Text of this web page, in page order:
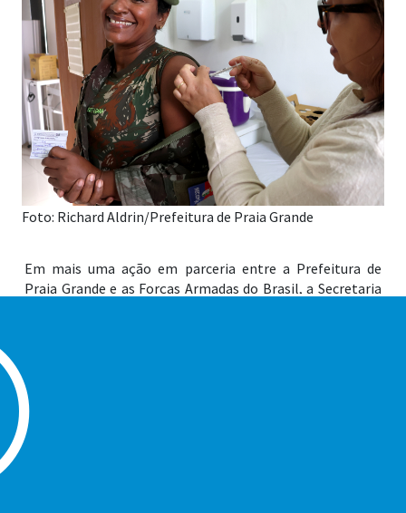
Foto: Richard Aldrin/Prefeitura de Praia Grande
Em mais uma ação em parceria entre a Prefeitura de
Praia Grande e as Forças Armadas do Brasil, a Secretaria
de 200 doses, visando ampliar a proteção vacinal dos
membros do Exército.